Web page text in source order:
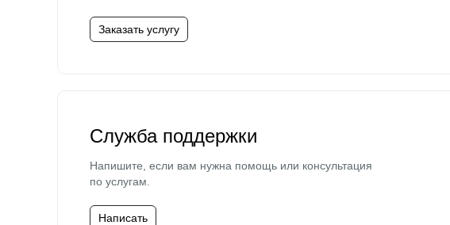
Заказать услугу
Служба поддержки
Напишите, если вам нужна помощь или консультация
по услугам.
Написать